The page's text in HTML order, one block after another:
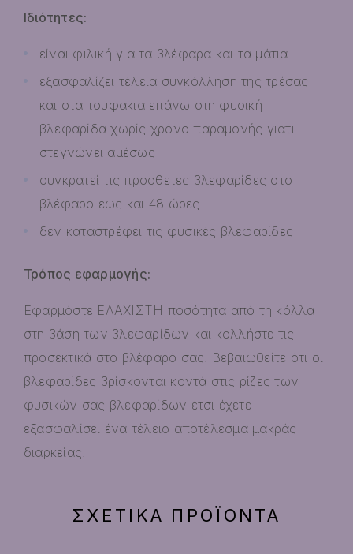
Ιδιότητες:
είναι φιλική για τα βλέφαρα και τα μάτια
εξασφαλίζει τέλεια συγκόλληση της τρέσας
και στα τουφακια επάνω στη φυσική
βλεφαρίδα χωρίς χρόνο παραμονής γιατι
στεγνώνει αμέσως
συγκρατεί τις προσθετες βλεφαρίδες στο
βλέφαρο εως και 48 ώρες
δεν καταστρέφει τις φυσικές βλεφαρίδες
Τρόπος εφαρμογής:
Εφαρμόστε ΕΛΑΧΙΣΤΗ ποσότητα από τη κόλλα
στη βάση των βλεφαρίδων και κολλήστε τις
προσεκτικά στο βλέφαρό σας. Βεβαιωθείτε ότι οι
βλεφαρίδες βρίσκονται κοντά στις ρίζες των
φυσικών σας βλεφαρίδων έτσι έχετε
εξασφαλίσει ένα τέλειο αποτέλεσμα μακράς
διαρκείας.
ΣΧΕΤΙΚΆ ΠΡΟΪΌΝΤΑ